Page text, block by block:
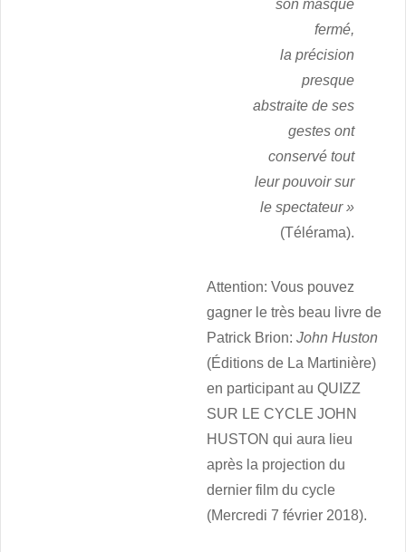
son masque
fermé,
la précision
presque
abstraite de ses
gestes ont
conservé tout
leur pouvoir sur
le spectateur »
(Télérama).
Attention: Vous pouvez
gagner le très beau livre de
Patrick Brion:John Huston
(Éditions de La Martinière)
en participant au QUIZZ
SUR LE CYCLE JOHN
HUSTON qui aura lieu
après la projection du
dernier film du cycle
(Mercredi 7 février 2018).